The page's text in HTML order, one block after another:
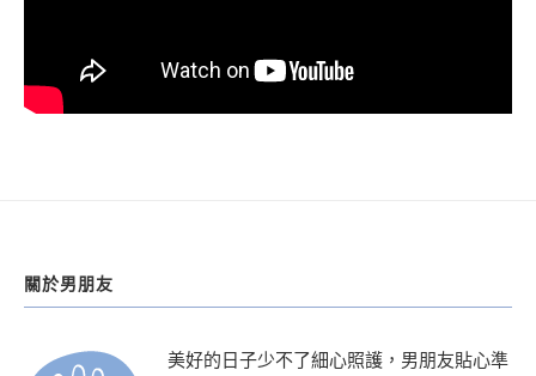
關於男朋友
美好的日子少不了細心照護，男朋友貼心準